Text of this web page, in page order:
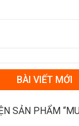
BÀI VIẾT MỚI
SẢN PHẨM